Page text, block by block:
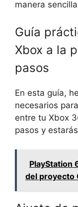
manera
Guía
Xbox a la
pasos
En esta guía,
necesarios
entre tu Xbox
pasos y
PlayStation
del proyecto